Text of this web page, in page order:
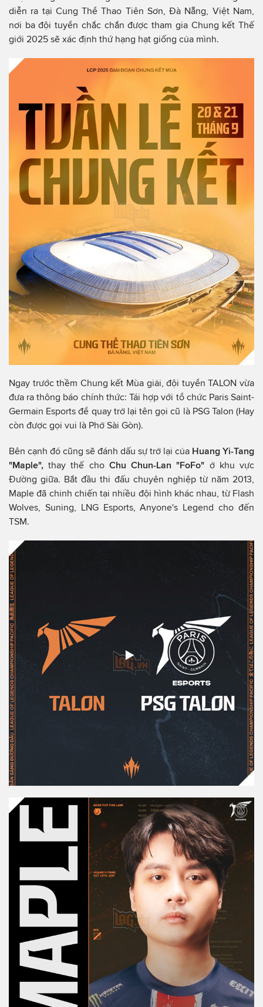
diễn ra tại Cung Thể Thao Tiên Sơn, Đà Nẵng, Việt Nam,
nơi ba đội tuyển chắc chắn được tham gia Chung kết Thế
giới 2025 sẽ xác định thứ hạng hạt giống của mình.
Ngay trước thềm Chung kết Mùa giải, đội tuyển TALON vừa
đưa ra thông báo chính thức: Tái hợp với tổ chức Paris Saint-
Germain Esports để quay trở lại tên gọi cũ là PSG Talon (Hay
còn được gọi vui là Phở Sài Gòn).
Bên cạnh đó cũng sẽ đánh dấu sự trở lại của Huang Yi-Tang
"Maple",thay thế cho Chu Chun-Lan "FoFo" ở khu vực
Đường giữa. Bắt đầu thi đấu chuyên nghiệp từ năm 2013,
Maple đã chinh chiến tại nhiều đội hình khác nhau, từ Flash
Wolves, Suning, LNG Esports, Anyone's Legend cho đến
TSM.